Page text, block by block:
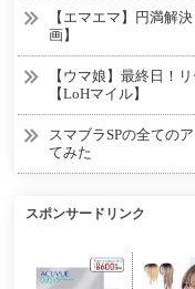
【エマエマ】円満解
画】
【ウマ娘】最終日！
【LoHマイル】
スマブラSPの全ての
てみた
スポンサードリンク